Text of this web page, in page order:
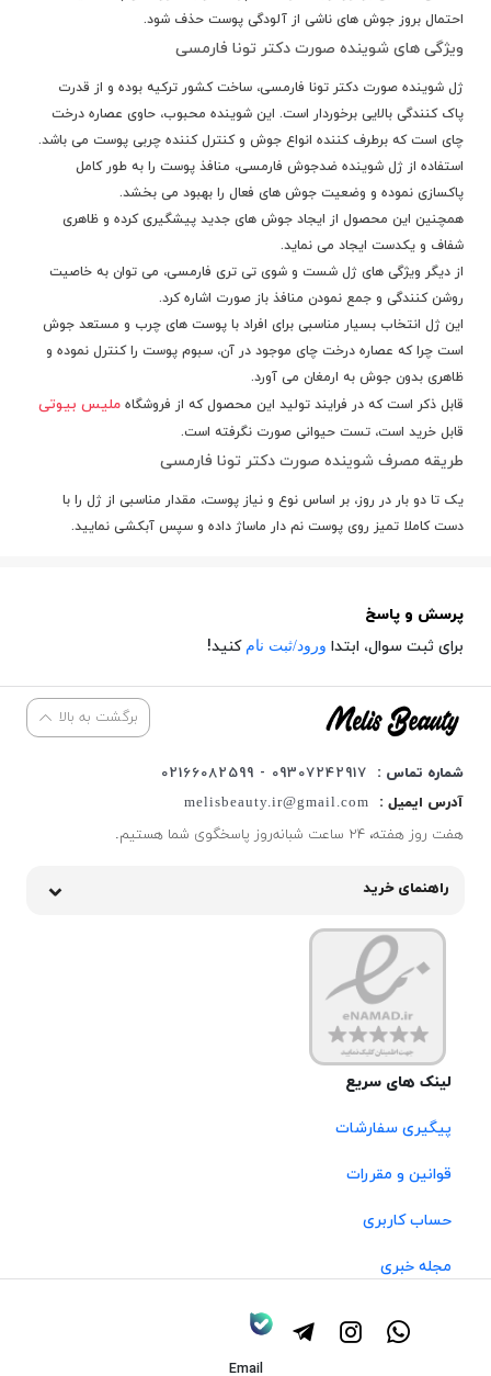
احتمال بروز جوش های ناشی از آلودگی پوست حذف شود.
ویژگی های شوینده صورت دکتر تونا فارمسی
ژل شوینده صورت دکتر تونا فارمسی، ساخت کشور ترکیه بوده و از قدرت
پاک کنندگی بالایی برخوردار است. این شوینده محبوب، حاوی عصاره درخت
چای است که برطرف کننده انواع جوش و کنترل کننده چربی پوست می باشد.
استفاده از ژل شوینده ضدجوش فارمسی، منافذ پوست را به طور کامل
پاکسازی نموده و وضعیت جوش های فعال را بهبود می بخشد.
همچنین این محصول از ایجاد جوش های جدید پیشگیری کرده و ظاهری
شفاف و یکدست ایجاد می نماید.
از دیگر ویژگی های ژل شست و شوی تی تری فارمسی، می توان به خاصیت
روشن کنندگی و جمع نمودن منافذ باز صورت اشاره کرد.
این ژل انتخاب بسیار مناسبی برای افراد با پوست های چرب و مستعد جوش
است چرا که عصاره درخت چای موجود در آن، سبوم پوست را کنترل نموده و
ظاهری بدون جوش به ارمغان می آورد.
قابل ذکر است که در فرایند تولید این محصول که از فروشگاه ملیس بیوتی
قابل خرید است، تست حیوانی صورت نگرفته است.
طریقه مصرف شوینده صورت دکتر تونا فارمسی
یک تا دو بار در روز، بر اساس نوع و نیاز پوست، مقدار مناسبی از ژل را با
دست کاملا تمیز روی پوست نم دار ماساژ داده و سپس آبکشی نمایید.
پرسش و پاسخ
برای ثبت سوال، ابتدا ورود/ثبت نام کنید!
برگشت به بالا
شماره تماس :
09307242917 - 02166082599
آدرس ایمیل :
melisbeauty.ir@gmail.com
هفت روز هفته، ۲۴ ساعت شبانه‌روز پاسخگوی شما هستیم.
راهنمای خرید
لینک های سریع
پیگیری سفارشات
قوانین و مقررات
حساب کاربری
مجله خبری
Email